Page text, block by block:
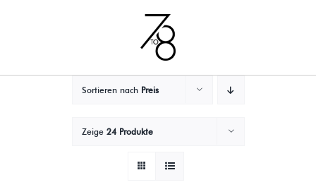
Sortieren nach Preis
Zeige 24 Produkte